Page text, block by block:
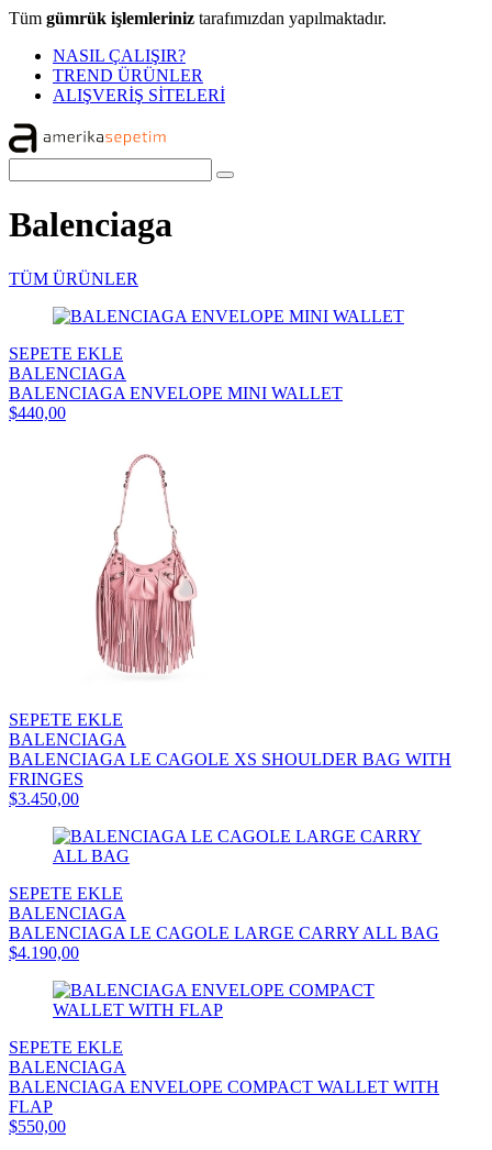
Tüm gümrük işlemleriniz tarafımızdan yapılmaktadır.
NASIL ÇALIŞIR?
TREND ÜRÜNLER
ALIŞVERİŞ SİTELERİ
Balenciaga
TÜM ÜRÜNLER
SEPETE EKLE
BALENCIAGA
BALENCIAGA ENVELOPE MINI WALLET
$440,00
SEPETE EKLE
BALENCIAGA
BALENCIAGA LE CAGOLE XS SHOULDER BAG WITH
FRINGES
$3.450,00
SEPETE EKLE
BALENCIAGA
BALENCIAGA LE CAGOLE LARGE CARRY ALL BAG
$4.190,00
SEPETE EKLE
BALENCIAGA
BALENCIAGA ENVELOPE COMPACT WALLET WITH
FLAP
$550,00